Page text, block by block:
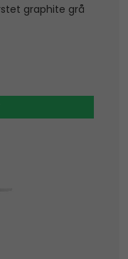
graphite grå